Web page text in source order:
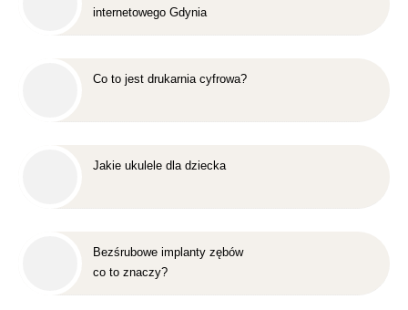
internetowego Gdynia
Co to jest drukarnia cyfrowa?
Jakie ukulele dla dziecka
Bezśrubowe implanty zębów
co to znaczy?